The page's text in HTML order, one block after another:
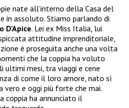
nate all’interno della Casa del
in assoluto. Stiamo parlando di
D’Apice. Lei ex Miss Italia, lui
attitudine imprenditoriale,
è proseguita anche una volta
che la coppia ha voluto
ultimi mesi, tra viaggi e cene
di come il loro amore, nato sì
vero e oggi più forte che mai.
coppia ha annunciato il